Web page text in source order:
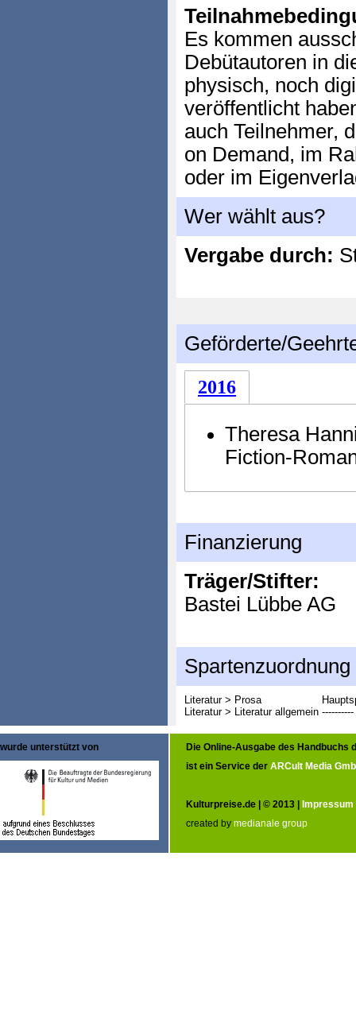
Es kommen
Debütautoren in
physisch, noch
veröffentlicht
auch Teilnehmer,
on Demand, im
oder im
Wer wählt aus?
Vergabe durch:
Geförderte/
2016
Theresa
Fiction-
Finanzierung
Träger/Stifter:
Bastei Lübbe AG
Spartenzuordnung
Literatur > Prosa
Literatur > Literatur allgemein ----------
wurde unterstützt von
Die Online-Ausgabe des Handbuchs
ist ein Service der ARCult Media
Kulturpreise.de | © 2013 | Impressum
created by medianale group